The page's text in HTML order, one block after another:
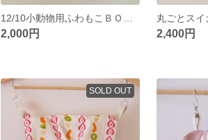
2,000円 2,400円
SOLD OUT